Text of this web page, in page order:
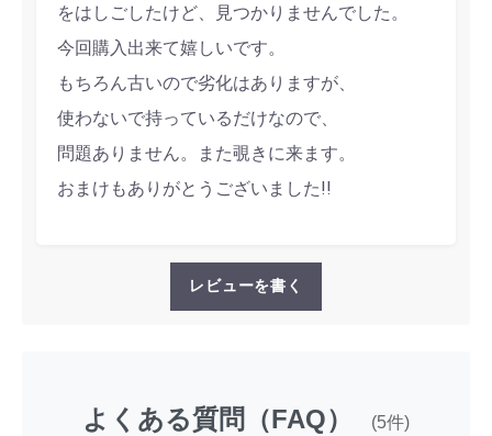
をはしごしたけど、見つかりませんでした。
今回購入出来て嬉しいです。
もちろん古いので劣化はありますが、
使わないで持っているだけなので、
問題ありません。また覗きに来ます。
おまけもありがとうございました!!
レビューを書く
よくある質問（FAQ） (5件)